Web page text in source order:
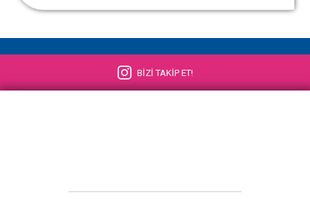
BİZİ TAKİP ET!